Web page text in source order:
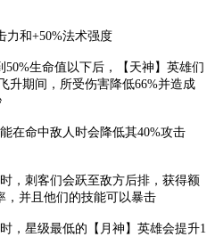
力和+50%法术强度
50%生命值以下后，【天神】英雄们
升期间，所受伤害降低66%并造成
在命中敌人时会降低其40%攻击
，刺客们会跃至敌方后排，获得额
，并且他们的技能可以暴击
，星级最低的【月神】英雄会提升1